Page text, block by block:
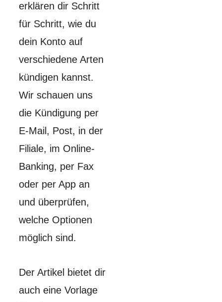
erklären dir Schritt
für Schritt, wie du
dein Konto auf
verschiedene Arten
kündigen kannst.
Wir schauen uns
die Kündigung per
E-Mail, Post, in der
Filiale, im Online-
Banking, per Fax
oder per App an
und überprüfen,
welche Optionen
möglich sind.
Der Artikel bietet dir
auch eine Vorlage